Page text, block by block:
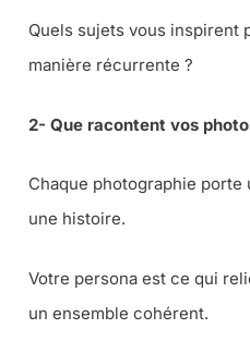
Quels sujets vous inspirent
manière récurrente ?
2- Que racontent vos
Chaque photographie porte
une histoire.
Votre persona est ce qui
un ensemble cohérent.